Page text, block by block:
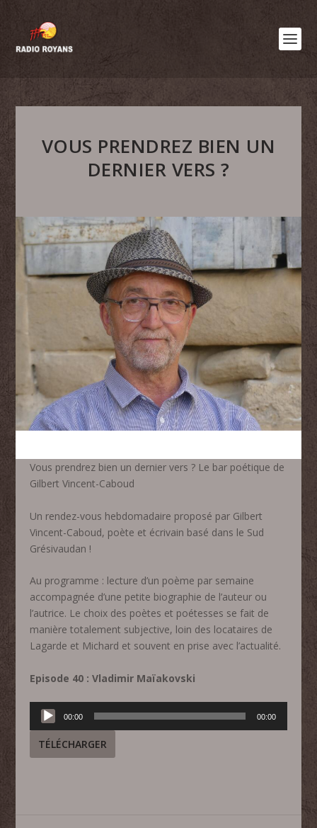
VOUS PRENDREZ BIEN UN
DERNIER VERS ?
Vous prendrez bien un dernier vers ? Le bar poétique de
Gilbert Vincent-Caboud
Un rendez-vous hebdomadaire proposé par Gilbert
Vincent-Caboud, poète et écrivain basé dans le Sud
Grésivaudan !
Au programme : lecture d’un poème par semaine
accompagnée d’une petite biographie de l’auteur ou
l’autrice. Le choix des poètes et poétesses se fait de
manière totalement subjective, loin des locataires de
Lagarde et Michard et souvent en prise avec l’actualité.
Episode 40 : Vladimir Maïakovski
Lecteur
audio
00:00 00:00
TÉLÉCHARGER